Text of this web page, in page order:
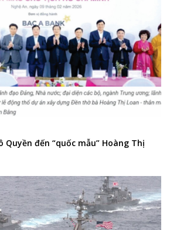
Quyền đến “quốc mẫu” Hoàng Thị